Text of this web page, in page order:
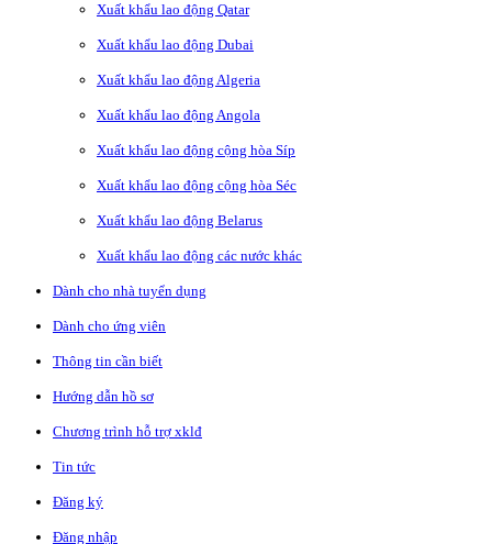
Xuất khẩu lao động Qatar
Xuất khẩu lao động Dubai
Xuất khẩu lao động Algeria
Xuất khẩu lao động Angola
Xuất khẩu lao động cộng hòa Síp
Xuất khẩu lao động cộng hòa Séc
Xuất khẩu lao động Belarus
Xuất khẩu lao động các nước khác
Dành cho nhà tuyển dụng
Dành cho ứng viên
Thông tin cần biết
Hướng dẫn hồ sơ
Chương trình hỗ trợ xklđ
Tin tức
Đăng ký
Đăng nhập